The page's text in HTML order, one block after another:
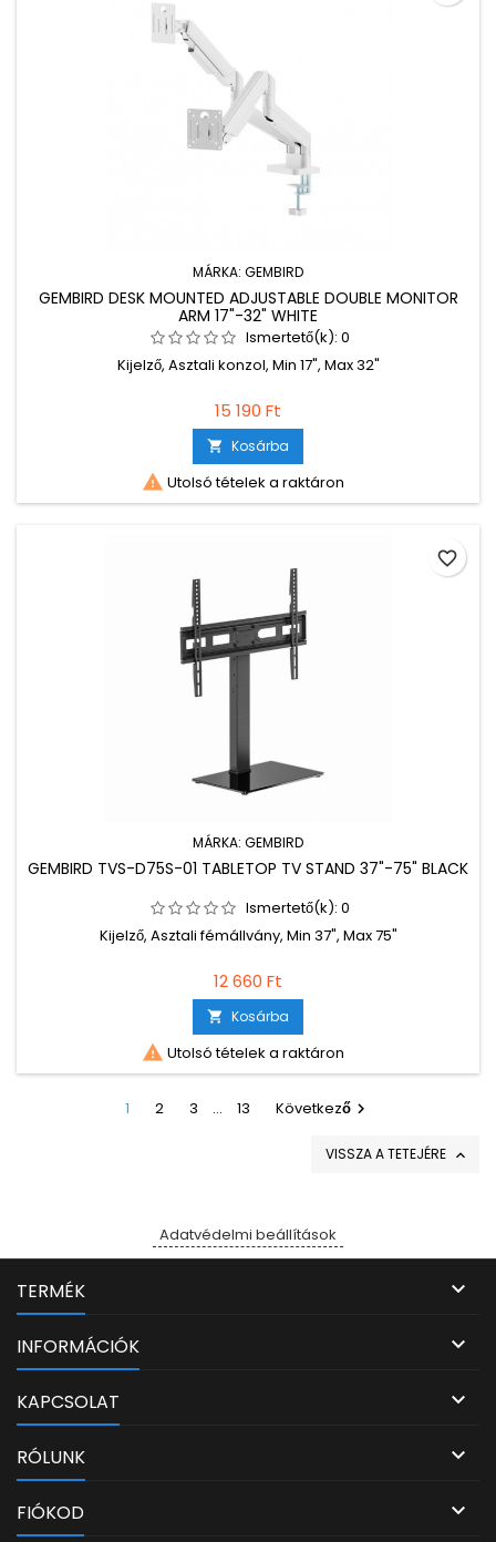
MÁRKA: GEMBIRD
GEMBIRD DESK MOUNTED ADJUSTABLE DOUBLE MONITOR
ARM 17"-32" WHITE
Ismertető(k): 0
Kijelző, Asztali konzol, Min 17", Max 32"
15 190 Ft
 Kosárba
 Utolsó tételek a raktáron
MÁRKA: GEMBIRD
GEMBIRD TVS-D75S-01 TABLETOP TV STAND 37"-75" BLACK
Ismertető(k): 0
Kijelző, Asztali fémállvány, Min 37", Max 75"
12 660 Ft
 Kosárba
 Utolsó tételek a raktáron
favorite_border
1 2 3 … 13 Következő 
VISSZA A TETEJÉRE 
Adatvédelmi beállítások
TERMÉK 
INFORMÁCIÓK 
KAPCSOLAT 
RÓLUNK 
FIÓKOD 